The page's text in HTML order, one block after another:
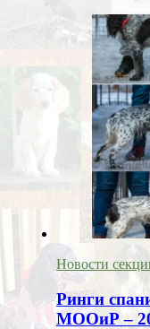
Новости
Ринги
МООиР –